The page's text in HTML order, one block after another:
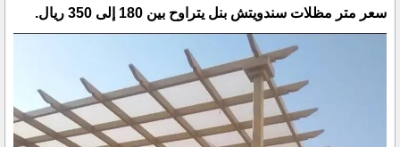
سعر متر مظلات سندويتش بنل يتراوح بين 180 إلى 350 ريال.